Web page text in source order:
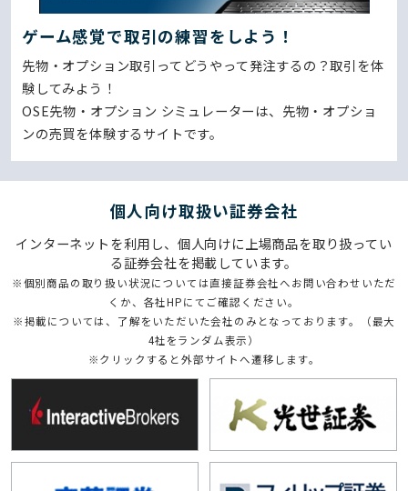
ゲーム感覚で取引の練習をしよう！
先物・オプション取引ってどうやって発注するの？取引を体
験してみよう！
OSE先物・オプション シミュレーターは、先物・オプショ
ンの売買を体験するサイトです。
個⼈向け取扱い証券会社
インターネットを利用し、個人向けに上場商品を取り扱ってい
る証券会社を掲載しています。
※個別商品の取り扱い状況については直接証券会社へお問い合わせいただ
くか、各社HPにてご確認ください。
※掲載については、了解をいただいた会社のみとなっております。（最大
4社をランダム表示）
※クリックすると外部サイトへ遷移します。